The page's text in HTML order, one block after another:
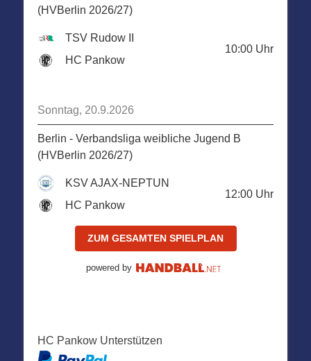
(HVBerlin 2026/27)
TSV Rudow II
HC Pankow
10:00 Uhr
Sonntag, 20.9.2026
Berlin - Verbandsliga weibliche Jugend B
(HVBerlin 2026/27)
KSV AJAX-NEPTUN
HC Pankow
12:00 Uhr
ZUM GESAMTEN SPIELPLAN
powered by
HC Pankow Unterstützen